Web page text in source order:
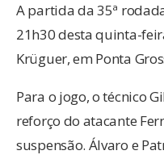
A partida da 35ª
21h30 desta quinta-
Krüguer, em Ponta
Para o jogo, o técnico
reforço do atacante
suspensão. Álvaro e